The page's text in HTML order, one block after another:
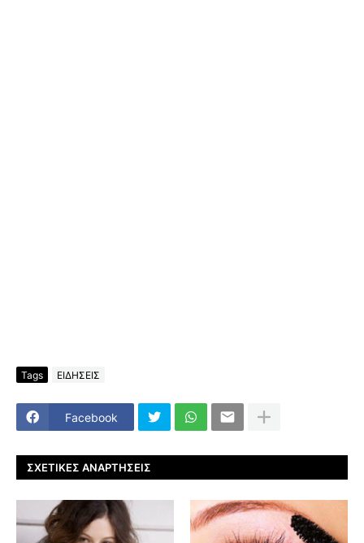
Tags ΕΙΔΗΣΕΙΣ
Facebook
ΣΧΕΤΙΚΈΣ ΑΝΑΡΤΉΣΕΙΣ